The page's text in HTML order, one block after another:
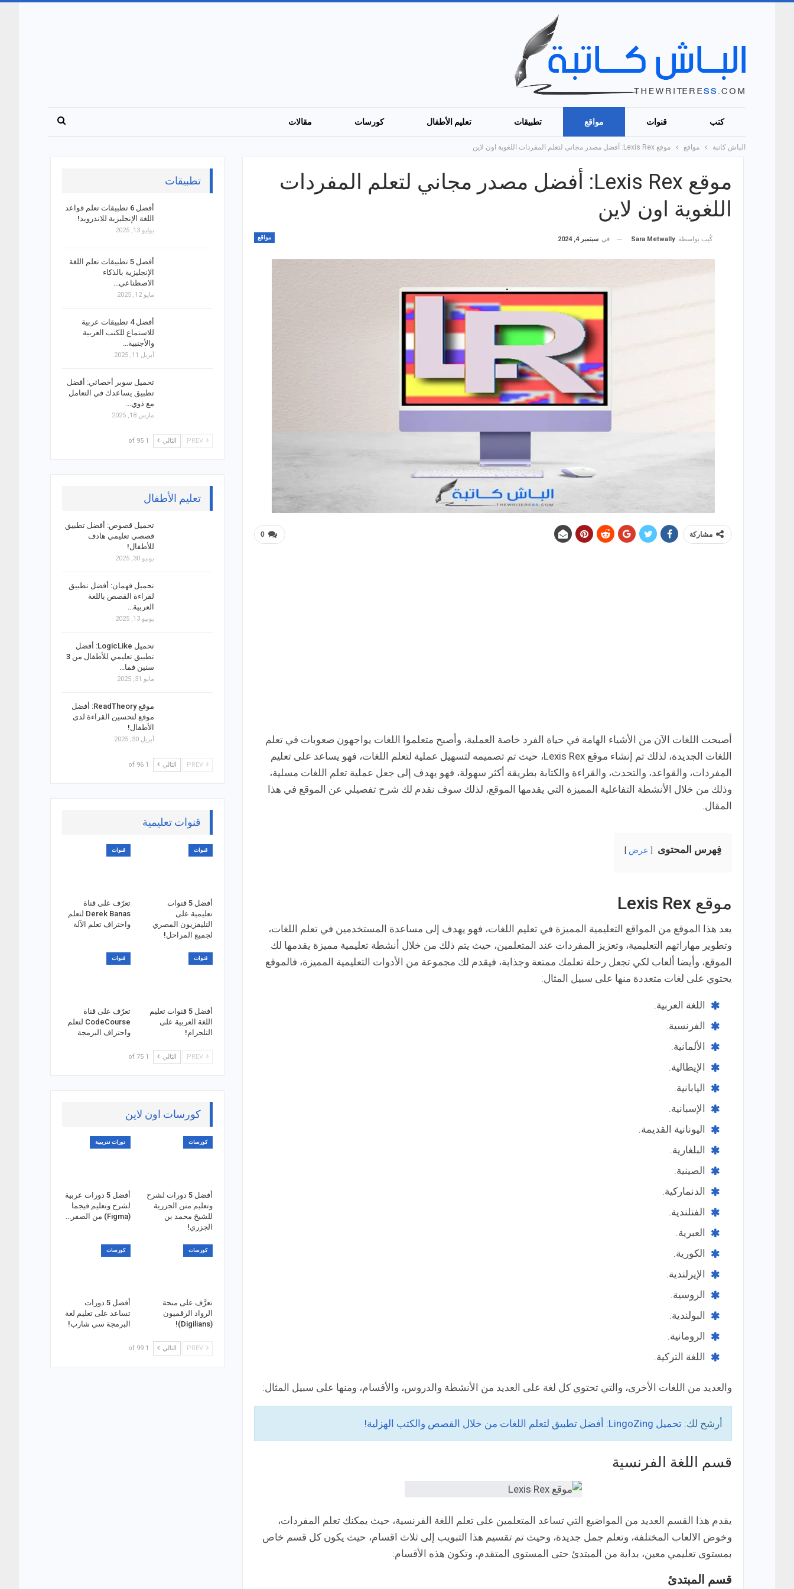
كتب قنوات مواقع تطبيقات تعليم الأطفال كورسات مقالات
الباش كاتبة مواقع موقع Lexis Rex: أفضل مصدر مجاني لتعلم المفردات اللغوية اون لاين
موقع Lexis Rex: أفضل مصدر مجاني لتعلم المفردات
اللغوية اون لاين
مواقع كُتِب بواسطة Sara Metwally في سبتمبر 4, 2024
0 مشاركة
أصبحت اللغات الآن من الأشياء الهامة في حياة الفرد خاصة العملية، وأصبح متعلموا اللغات يواجهون صعوبات في تعلم
اللغات الجديدة، لذلك تم إنشاء موقع Lexis Rex، حيث تم تصميمه لتسهيل عملية لتعلم اللغات، فهو يساعد على تعليم
المفردات، والقواعد، والتحدث، والقراءة والكتابة بطريقة أكثر سهولة، فهو يهدف إلى جعل عملية تعلم اللغات مسلية،
وذلك من خلال الأنشطة التفاعلية المميزة التي يقدمها الموقع، لذلك سوف نقدم لك شرح تفصيلي عن الموقع في هذا
المقال.
فِهرس المحتوى عرض
موقع Lexis Rex
يعد هذا الموقع من المواقع التعليمية المميزة في تعليم اللغات، فهو يهدف إلى مساعدة المستخدمين في تعلم اللغات،
وتطوير مهاراتهم التعليمية، وتعزيز المفردات عند المتعلمين، حيث يتم ذلك من خلال أنشطة تعليمية مميزة يقدمها لك
الموقع، وأيضا ألعاب لكي تجعل رحلة تعلمك ممتعة وجذابة، فيقدم لك مجموعة من الأدوات التعليمية المميزة، فالموقع
يحتوي على لغات متعددة منها على سبيل المثال:
اللغة العربية.
الفرنسية.
الألمانية.
الإيطالية.
اليابانية.
الإسبانية.
اليونانية القديمة.
البلغارية.
الصينية.
الدنماركية.
الفنلندية.
العبرية.
الكورية.
الإيرلندية.
الروسية.
البولندية.
الرومانية.
اللغة التركية.
والعديد من اللغات الأخرى، والتي تحتوي كل لغة على العديد من الأنشطة والدروس، والأقسام، ومنها على سبيل المثال:
أرشح لك: تحميل LingoZing: أفضل تطبيق لتعلم اللغات من خلال القصص والكتب الهزلية!
قسم اللغة الفرنسية
يقدم هذا القسم العديد من المواضيع التي تساعد المتعلمين على تعلم اللغة الفرنسية، حيث يمكنك تعلم المفردات،
وخوض الالعاب المختلفة، وتعلم جمل جديدة، وحيث تم تقسيم هذا التبويب إلى ثلاث اقسام، حيث يكون كل قسم خاص
بمستوى تعليمي معين، بداية من المبتدئ حتى المستوى المتقدم، وتكون هذه الأقسام:
قسم المبتدئ
تطبيقات
أفضل 6 تطبيقات تعلم قواعد
اللغة الإنجليزية للاندرويد!
يوليو 13, 2025
أفضل 5 تطبيقات تعلم اللغة
الإنجليزية بالذكاء
الاصطناعي…
مايو 12, 2025
أفضل 4 تطبيقات عربية
للاستماع للكتب العربية
والأجنبية…
أبريل 11, 2025
تحميل سوبر أخصائي: أفضل
تطبيق يساعدك في التعامل
مع ذوي…
مارس 18, 2025
التالي 1 of 95
تعليم الأطفال
تحميل قصوص: أفضل تطبيق
قصصي تعليمي هادف
للأطفال!
يونيو 30, 2025
تحميل فهمان: أفضل تطبيق
لقراءة القصص باللغة
العربية…
يونيو 13, 2025
تحميل LogicLike: أفضل
تطبيق تعليمي للأطفال من 3
سنين فما…
مايو 31, 2025
موقع ReadTheory: أفضل
موقع لتحسين القراءة لدى
الأطفال!
أبريل 30, 2025
التالي 1 of 96
قنوات تعليمية
قنوات
أفضل 5 قنوات
تعليمية على
التليفزيون المصري
لجميع المراحل!
قنوات
تعرّف على قناة
Derek Banas لتعلم
واحتراف تعلم الآلة
قنوات
أفضل 5 قنوات تعليم
اللغة العربية على
التلجرام!
قنوات
تعرّف على قناة
CodeCourse لتعلم
واحتراف البرمجة
التالي 1 of 75
كورسات اون لاين
كورسات
أفضل 5 دورات لشرح
وتعليم متن الجزرية
للشيخ محمد بن
الجزري!
دورات تدريبية
أفضل 5 دورات عربية
لشرح وتعليم فيجما
(Figma) من الصفر…
كورسات
تعرَّف على منحة
الرواد الرقميون
(Digilians)!
كورسات
أفضل 5 دورات
تساعد على تعليم لغة
البرمجة سي شارب!
التالي 1 of 99